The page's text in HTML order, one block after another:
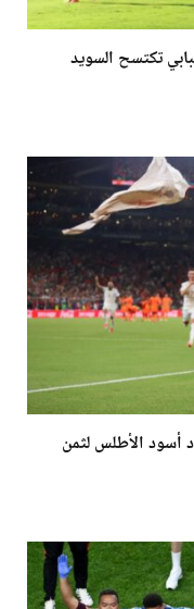
تكتسح السويد
أسود الأطلس لثمن